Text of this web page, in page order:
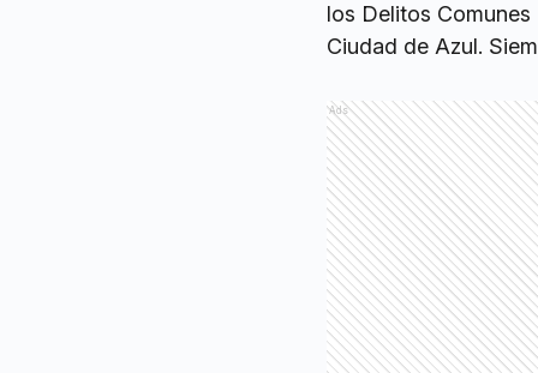
los Delitos
Ciudad de Azul.
Ads